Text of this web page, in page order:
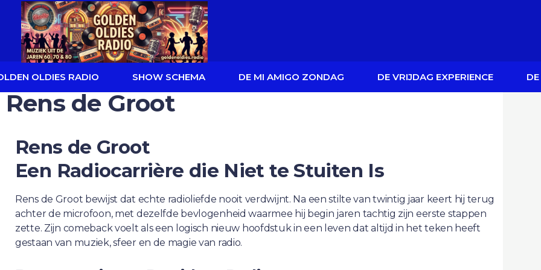
OLDIES RADIO SHOW SCHEMA DE MI AMIGO ZONDAG DE VRIJDAG EXPERIENCE
Rens de Groot
Rens de Groot
Een Radiocarrière die Niet te Stuiten Is
Rens de Groot bewijst dat echte radioliefde nooit verdwijnt. Na een stilte van twintig jaar keert hij terug
achter de microfoon, met dezelfde bevlogenheid waarmee hij begin jaren tachtig zijn eerste stappen
zette. Zijn comeback voelt als een logisch nieuw hoofdstuk in een leven dat altijd in het teken heeft
gestaan van muziek, sfeer en de magie van radio.